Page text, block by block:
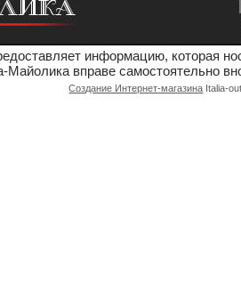
информацию, которая
Майолика вправе самостоятельно
Создание Интернет-магазина Italia-